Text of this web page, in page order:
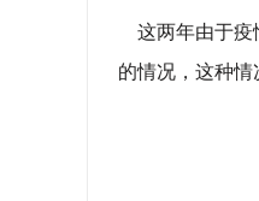
这两年由于疫
的情况，这种情